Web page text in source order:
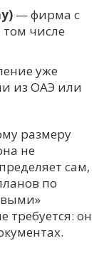
— фирма с
числе
уже
из ОАЭ или
размеру
не
сам,
по
требуется: он